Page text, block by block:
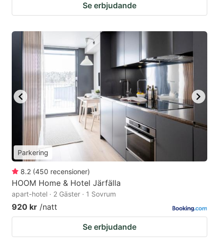
Se erbjudande
Parkering
8.2 (450 recensioner)
HOOM Home & Hotel Järfälla
apart-hotel · 2 Gäster · 1 Sovrum
920 kr /natt
Se erbjudande